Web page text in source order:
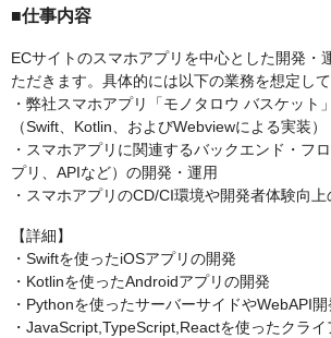
■仕事内容
ECサイトのスマホアプリを中心とした開発・
ただきます。具体的には以下の業務を想定して
・弊社スマホアプリ「モノタロウ バスケット
（Swift、Kotlin、およびWebviewによる実装）
・スマホアプリに関連するバックエンド・フ
プリ、APIなど）の開発・運用
・スマホアプリのCD/CI環境や開発者体験向
【詳細】
・Swiftを使ったiOSアプリの開発
・Kotlinを使ったAndroidアプリの開発
・Pythonを使ったサーバーサイドやWebAPI開
・JavaScript,TypeScript,Reactを使ったクラ